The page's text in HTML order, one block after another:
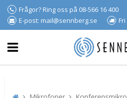
Frågor? Ring oss på 08-566 16 400
E-post: mail@sennberg.se